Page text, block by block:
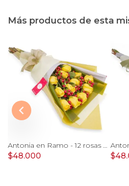
Más productos de esta
Antonia en Ramo - 12 rosas ecuatorianas amarillo e hypericum
$48.000